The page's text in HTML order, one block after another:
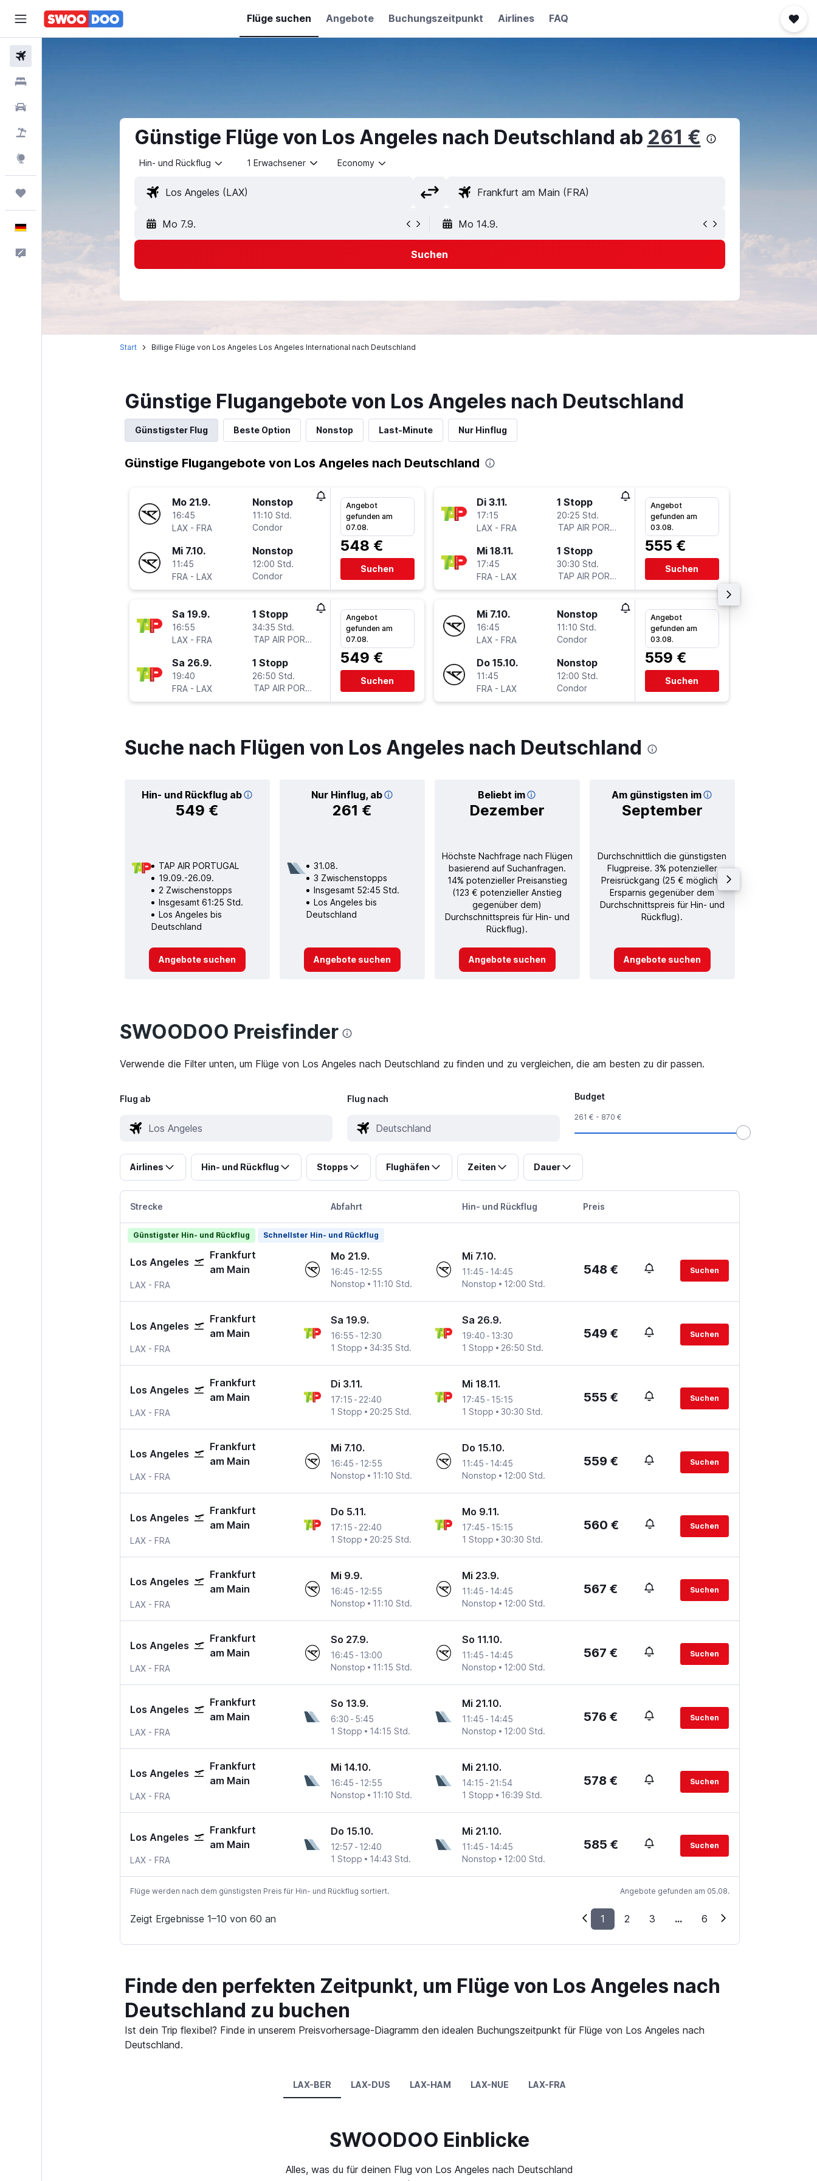
Flüge suchen Angebote Buchungszeitpunkt Airlines FAQ
Günstige Flüge von Los Angeles nach Deutschland ab 261 €
Hin- und Rückflug 1 Erwachsener Economy
Mo 7.9. Mo 14.9.
Suchen
Start Billige Flüge von Los Angeles Los Angeles International nach Deutschland
Günstige Flugangebote von Los Angeles nach Deutschland
Günstigster Flug Beste Option Nonstop Last-Minute Nur Hinflug
Günstige Flugangebote von Los Angeles nach Deutschland
Mo 21.9.
16:45
LAX- FRA
Nonstop
11:10 Std.
Condor
Mi 7.10.
11:45
FRA - LAX
Nonstop
12:00 Std.
Condor
Angebot
gefunden am
07.08.
548 €
Suchen
Sa 19.9.
16:55
LAX- FRA
1 Stopp
34:35 Std.
TAP AIR PORTUGAL
Sa 26.9.
19:40
FRA - LAX
1 Stopp
26:50 Std.
TAP AIR PORTUGAL
Angebot
gefunden am
07.08.
549 €
Suchen
Di 3.11.
17:15
LAX- FRA
1 Stopp
20:25 Std.
TAP AIR PORTUGAL
Mi 18.11.
17:45
FRA - LAX
1 Stopp
30:30 Std.
TAP AIR PORTUGAL
Angebot
gefunden am
03.08.
555 €
Suchen
Mi 7.10.
16:45
LAX- FRA
Nonstop
11:10 Std.
Condor
Do 15.10.
11:45
FRA - LAX
Nonstop
12:00 Std.
Condor
Angebot
gefunden am
03.08.
559 €
Suchen
Suche nach Flügen von Los Angeles nach Deutschland
Hin- und Rückflug ab
549 €
Nur Hinflug, ab
261 €
Beliebt im
Dezember
Am günstigsten im
September
TAP AIR PORTUGAL
19.09.-26.09.
2 Zwischenstopps
Insgesamt 61:25 Std.
Los Angeles bis
Deutschland
Angebote suchen
31.08.
3 Zwischenstopps
Insgesamt 52:45 Std.
Los Angeles bis
Deutschland
Angebote suchen
Höchste Nachfrage nach Flügen
basierend auf Suchanfragen.
14% potenzieller Preisanstieg
(123 € potenzieller Anstieg
gegenüber dem)
Durchschnittspreis für Hin- und
Rückflug).
Angebote suchen
Durchschnittlich die günstigsten
Flugpreise. 3% potenzieller
Preisrückgang (25 € mögliche
Ersparnis gegenüber dem
Durchschnittspreis für Hin- und
Rückflug).
Angebote suchen
SWOODOO Preisfinder
Verwende die Filter unten, um Flüge von Los Angeles nach Deutschland zu finden und zu vergleichen, die am besten zu dir passen.
Flug ab Flug nach Budget
261 € - 870 €
Airlines Hin- und Rückflug Stopps Flughäfen Zeiten Dauer
Strecke Abfahrt Hin- und Rückflug Preis
Günstigster Hin- und Rückflug Schnellster Hin- und Rückflug
Los Angeles
Frankfurt
am Main
LAX Los Angeles Los Angeles International
- FRA
Mo 21.9.
16:45 - 12:55
Nonstop
11:10 Std.
Mi 7.10.
11:45 - 14:45
Nonstop
12:00 Std.
548 € Suchen
Los Angeles
Frankfurt
am Main
LAX Los Angeles Los Angeles International
- FRA
Sa 19.9.
16:55 - 12:30
1 Stopp
34:35 Std.
Sa 26.9.
19:40 - 13:30
1 Stopp
26:50 Std.
549 € Suchen
Los Angeles
Frankfurt
am Main
LAX Los Angeles Los Angeles International
- FRA
Di 3.11.
17:15 - 22:40
1 Stopp
20:25 Std.
Mi 18.11.
17:45 - 15:15
1 Stopp
30:30 Std.
555 € Suchen
Los Angeles
Frankfurt
am Main
LAX Los Angeles Los Angeles International
- FRA
Mi 7.10.
16:45 - 12:55
Nonstop
11:10 Std.
Do 15.10.
11:45 - 14:45
Nonstop
12:00 Std.
559 € Suchen
Los Angeles
Frankfurt
am Main
LAX Los Angeles Los Angeles International
- FRA
Do 5.11.
17:15 - 22:40
1 Stopp
20:25 Std.
Mo 9.11.
17:45 - 15:15
1 Stopp
30:30 Std.
560 € Suchen
Los Angeles
Frankfurt
am Main
LAX Los Angeles Los Angeles International
- FRA
Mi 9.9.
16:45 - 12:55
Nonstop
11:10 Std.
Mi 23.9.
11:45 - 14:45
Nonstop
12:00 Std.
567 € Suchen
Los Angeles
Frankfurt
am Main
LAX Los Angeles Los Angeles International
- FRA
So 27.9.
16:45 - 13:00
Nonstop
11:15 Std.
So 11.10.
11:45 - 14:45
Nonstop
12:00 Std.
567 € Suchen
Los Angeles
Frankfurt
am Main
LAX Los Angeles Los Angeles International
- FRA
So 13.9.
6:30 - 5:45
1 Stopp
14:15 Std.
Mi 21.10.
11:45 - 14:45
Nonstop
12:00 Std.
576 € Suchen
Los Angeles
Frankfurt
am Main
LAX Los Angeles Los Angeles International
- FRA
Mi 14.10.
16:45 - 12:55
Nonstop
11:10 Std.
Mi 21.10.
14:15 - 21:54
1 Stopp
16:39 Std.
578 € Suchen
Los Angeles
Frankfurt
am Main
LAX Los Angeles Los Angeles International
- FRA
Do 15.10.
12:57 - 12:40
1 Stopp
14:43 Std.
Mi 21.10.
11:45 - 14:45
Nonstop
12:00 Std.
585 € Suchen
Flüge werden nach dem günstigsten Preis für Hin- und Rückflug sortiert. Angebote gefunden am 05.08.
Zeigt Ergebnisse 1–10 von 60 an 1 2 3 ... 6
Finde den perfekten Zeitpunkt, um Flüge von Los Angeles nach
Deutschland zu buchen
Ist dein Trip flexibel? Finde in unserem Preisvorhersage-Diagramm den idealen Buchungszeitpunkt für Flüge von Los Angeles nach
Deutschland.
LAX-BER LAX-DUS LAX-HAM LAX-NUE LAX-FRA
SWOODOO Einblicke
Alles, was du für deinen Flug von Los Angeles nach Deutschland